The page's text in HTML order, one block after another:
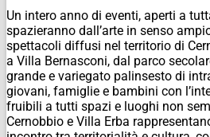
Un intero anno di eventi, aperti a
spazieranno dall’arte in senso
spettacoli diffusi nel territorio di
a Villa Bernasconi, dal parco
grande e variegato palinsesto di
giovani, famiglie e bambini con
fruibili a tutti spazi e luoghi non
Cernobbio e Villa Erba